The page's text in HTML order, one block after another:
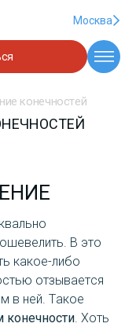
Москва
конечностей
В это
какое-либо
отзывается
в ней. Такое
. Хоть